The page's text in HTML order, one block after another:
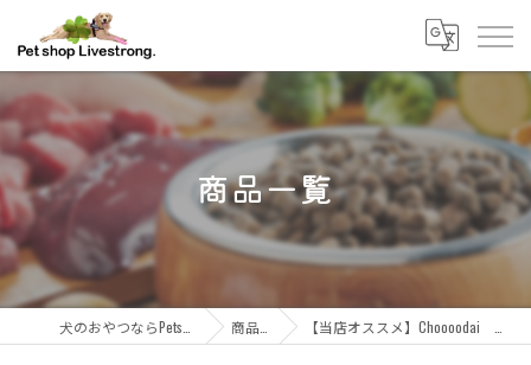
商品一覧
商品一覧 【当店オススメ】Choooodai ホルモンミックス